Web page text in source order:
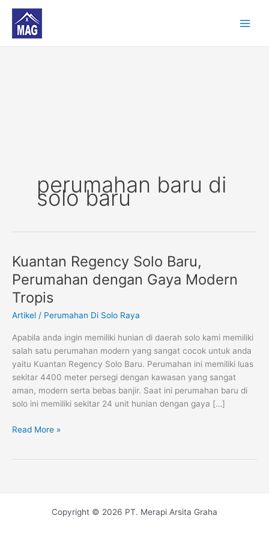
content
perumahan baru di
solo baru
Kuantan Regency Solo Baru,
Perumahan dengan Gaya Modern
Tropis
Artikel / Perumahan Di Solo Raya
Apabila anda ingin memiliki hunian di daerah solo kami memiliki
salah satu perumahan modern yang sangat cocok untuk anda
yaitu Kuantan Regency Solo Baru. Perumahan ini memiliki luas
sekitar 4400 meter persegi dengan kawasan yang sangat
aman, modern serta bebas banjir. Saat ini perumahan baru di
solo ini memiliki sekitar 24 unit hunian dengan gaya […]
Kuantan
Regency
Solo
Baru,
Perumahan
Gaya
Modern
Tropis
Read More »
Copyright © 2026 PT. Merapi Arsita Graha